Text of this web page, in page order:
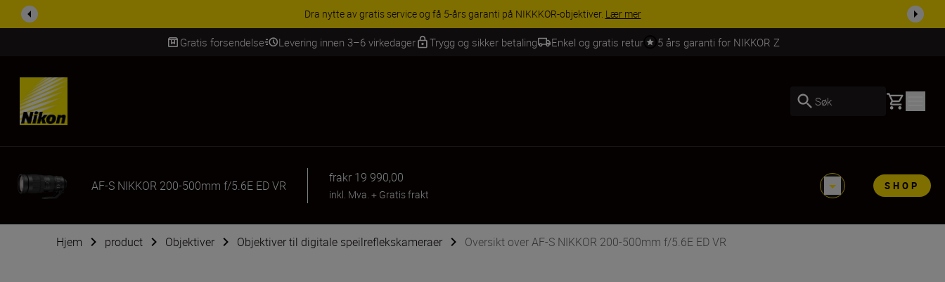
ACCESSORY SAVINGS | Få 15 % rabatt på utvalgt tilbehør, gjør fotoutstyret komplett i dag.
Gratis forsendelse Levering innen 3–6 virkedager Trygg og sikker betaling Enkel og gratis retur 5 års garanti for NIKKOR Z
Skip Content
Søk Basket
AF-S NIKKOR 200-500mm f/5.6E ED VR
frakr 19 990,00
inkl. Mva. + Gratis frakt
SHOP
Hjem product Objektiver Objektiver til digitale speilreflekskameraer Oversikt over AF-S NIKKOR 200-500mm f/5.6E ED VR